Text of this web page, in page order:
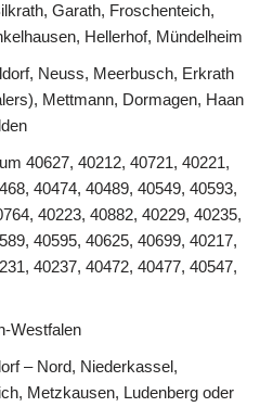
Garath, Froschenteich,
Hellerhof, Mündelheim
Neuss, Meerbusch, Erkrath
Mettmann, Dormagen, Haan
40627, 40212, 40721, 40221,
40474, 40489, 40549, 40593,
40223, 40882, 40229, 40235,
40595, 40625, 40699, 40217,
40237, 40472, 40477, 40547,
Westfalen
– Nord, Niederkassel,
Metzkausen, Ludenberg oder